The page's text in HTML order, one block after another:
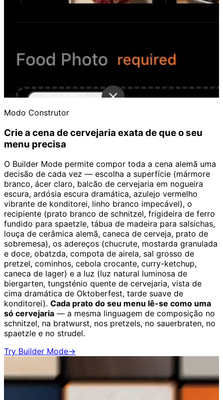
Modo Construtor
Crie a cena de cervejaria exata de que o seu
menu precisa
O Builder Mode permite compor toda a cena alemã uma
decisão de cada vez — escolha a superfície (mármore
branco, ácer claro, balcão de cervejaria em nogueira
escura, ardósia escura dramática, azulejo vermelho
vibrante de konditorei, linho branco impecável), o
recipiente (prato branco de schnitzel, frigideira de ferro
fundido para spaetzle, tábua de madeira para salsichas,
louça de cerâmica alemã, caneca de cerveja, prato de
sobremesa), os adereços (chucrute, mostarda granulada
e doce, obatzda, compota de airela, sal grosso de
pretzel, cominhos, cebola crocante, curry-ketchup,
caneca de lager) e a luz (luz natural luminosa de
biergarten, tungsténio quente de cervejaria, vista de
cima dramática de Oktoberfest, tarde suave de
konditorei). Cada prato do seu menu lê-se como uma
só cervejaria — a mesma linguagem de composição no
schnitzel, na bratwurst, nos pretzels, no sauerbraten, no
spaetzle e no strudel.
Try Builder Mode→